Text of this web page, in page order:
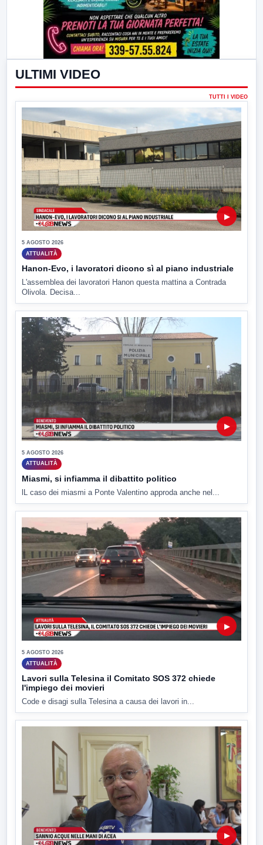
ULTIMI VIDEO
TUTTI I VIDEO
▶
5 AGOSTO 2026
ATTUALITÀ
Hanon-Evo, i lavoratori dicono sì al piano industriale
L'assemblea dei lavoratori Hanon questa mattina a Contrada
Olivola. Decisa...
▶
5 AGOSTO 2026
ATTUALITÀ
Miasmi, si infiamma il dibattito politico
lL caso dei miasmi a Ponte Valentino approda anche nel...
▶
5 AGOSTO 2026
ATTUALITÀ
Lavori sulla Telesina il Comitato SOS 372 chiede
l'impiego dei movieri
Code e disagi sulla Telesina a causa dei lavori in...
▶